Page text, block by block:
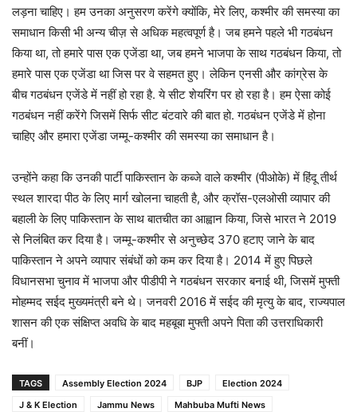
लड़ना चाहिए। हम उनका अनुसरण करेंगे क्योंकि, मेरे लिए, कश्मीर की समस्या का
समाधान किसी भी अन्य चीज़ से अधिक महत्वपूर्ण है। जब हमने पहले भी गठबंधन
किया था, तो हमारे पास एक एजेंडा था, जब हमने भाजपा के साथ गठबंधन किया, तो
हमारे पास एक एजेंडा था जिस पर वे सहमत हुए। लेकिन एनसी और कांग्रेस के
बीच गठबंधन एजेंडे में नहीं हो रहा है. ये सीट शेयरिंग पर हो रहा है। हम ऐसा कोई
गठबंधन नहीं करेंगे जिसमें सिर्फ सीट बंटवारे की बात हो. गठबंधन एजेंडे में होना
चाहिए और हमारा एजेंडा जम्मू-कश्मीर की समस्या का समाधान है।
उन्होंने कहा कि उनकी पार्टी पाकिस्तान के कब्जे वाले कश्मीर (पीओके) में हिंदू तीर्थ
स्थल शारदा पीठ के लिए मार्ग खोलना चाहती है, और क्रॉस-एलओसी व्यापार की
बहाली के लिए पाकिस्तान के साथ बातचीत का आह्वान किया, जिसे भारत ने 2019
से निलंबित कर दिया है। जम्मू-कश्मीर से अनुच्छेद 370 हटाए जाने के बाद
पाकिस्तान ने अपने व्यापार संबंधों को कम कर दिया है। 2014 में हुए पिछले
विधानसभा चुनाव में भाजपा और पीडीपी ने गठबंधन सरकार बनाई थी, जिसमें मुफ्ती
मोहम्मद सईद मुख्यमंत्री बने थे। जनवरी 2016 में सईद की मृत्यु के बाद, राज्यपाल
शासन की एक संक्षिप्त अवधि के बाद महबूबा मुफ्ती अपने पिता की उत्तराधिकारी
बनीं।
TAGS Assembly Election 2024 BJP
Election 2024
J & K Election
Jammu News Mahbuba Mufti News